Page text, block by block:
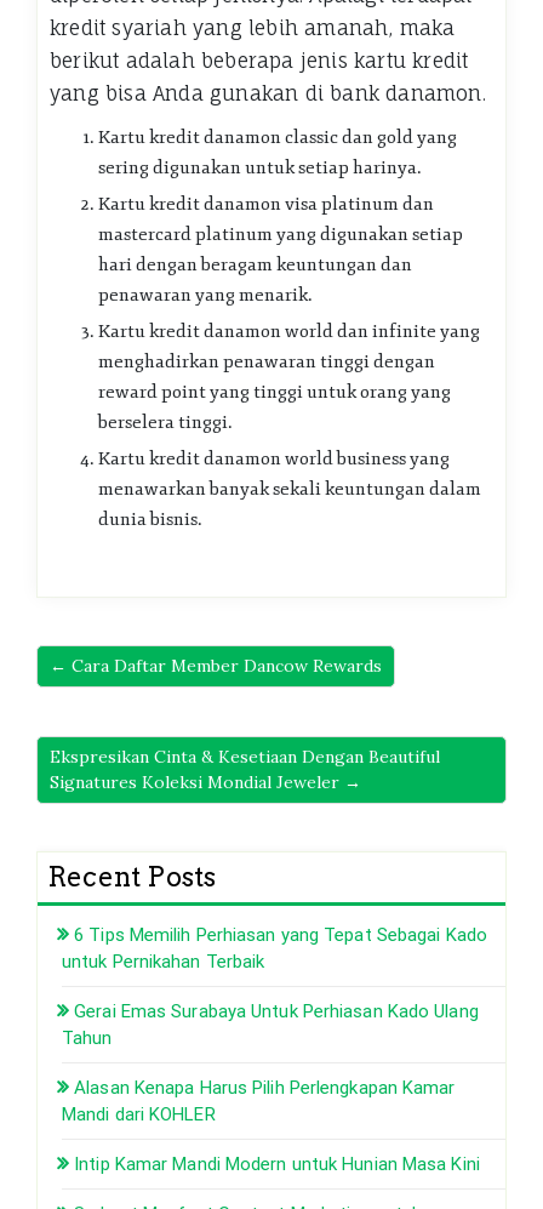
kredit syariah yang lebih amanah, maka
berikut adalah beberapa jenis kartu kredit
yang bisa Anda gunakan di bank danamon.
Kartu kredit danamon classic dan gold yang
sering digunakan untuk setiap harinya.
Kartu kredit danamon visa platinum dan
mastercard platinum yang digunakan setiap
hari dengan beragam keuntungan dan
penawaran yang menarik.
Kartu kredit danamon world dan infinite yang
menghadirkan penawaran tinggi dengan
reward point yang tinggi untuk orang yang
berselera tinggi.
Kartu kredit danamon world business yang
menawarkan banyak sekali keuntungan dalam
dunia bisnis.
← Cara Daftar Member Dancow Rewards
Ekspresikan Cinta & Kesetiaan Dengan Beautiful
Signatures Koleksi Mondial Jeweler →
Recent Posts
6 Tips Memilih Perhiasan yang Tepat Sebagai Kado
untuk Pernikahan Terbaik
Gerai Emas Surabaya Untuk Perhiasan Kado Ulang
Tahun
Alasan Kenapa Harus Pilih Perlengkapan Kamar
Mandi dari KOHLER
Intip Kamar Mandi Modern untuk Hunian Masa Kini